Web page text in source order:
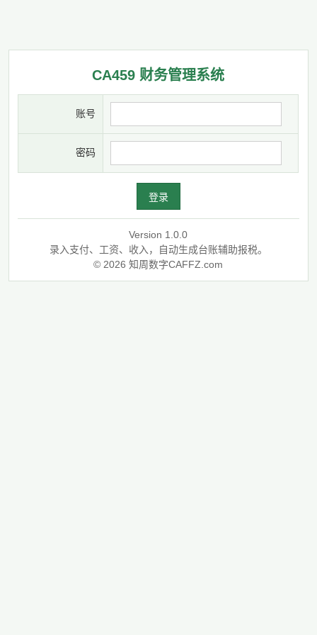
CA459 财务管理系统
账号
密码
登录
Version 1.0.0
录入支付、工资、收入，自动生成台账辅助报税。
© 2026 知周数字CAFFZ.com